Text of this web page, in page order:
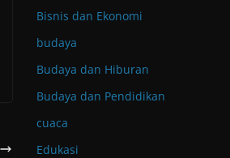
Bisnis dan Ekonomi
budaya
Budaya dan Hiburan
Budaya dan Pendidikan
cuaca
Edukasi